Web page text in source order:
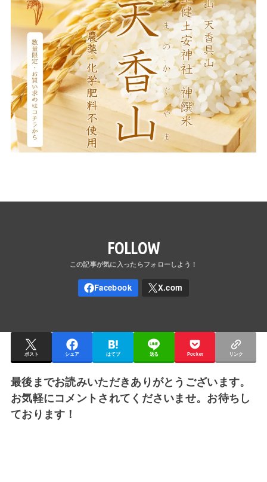
FOLLOW
ポスト シェア はてブ 送る Pocket リンク
最後までお読みいただきありがとうございます。
お気軽にコメントされてくださいませ。お待ちし
ております！